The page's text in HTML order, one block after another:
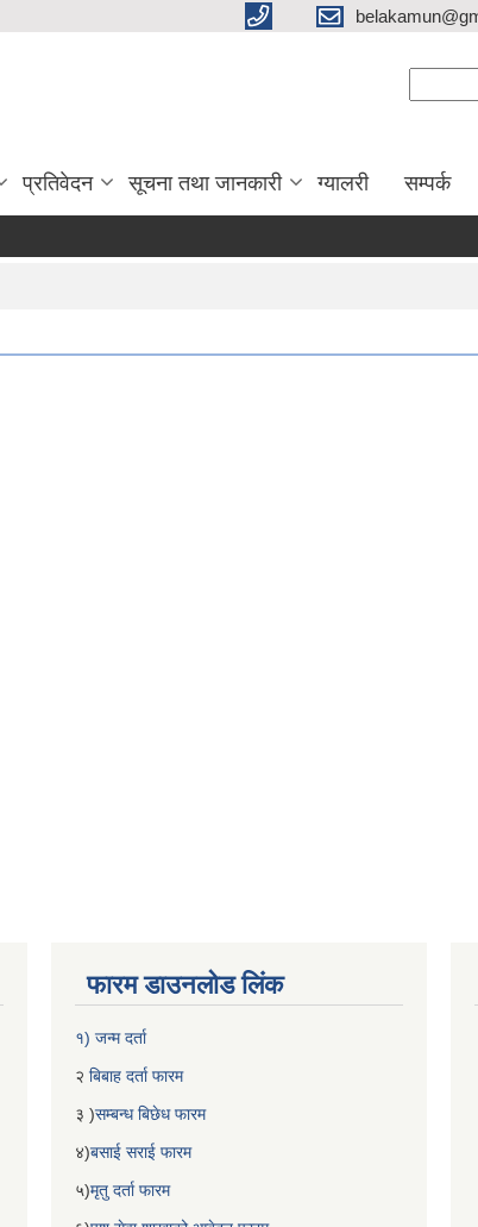
प्रतिवेदन सूचना तथा जानकारी ग्यालरी सम्पर्क
फारम डाउनलोड लिंक
१) जन्म दर्ता
२ बिबाह दर्ता फारम
३ )सम्बन्ध बिछेध फारम
४)बसाई सराई फारम
५)मृतु दर्ता फारम